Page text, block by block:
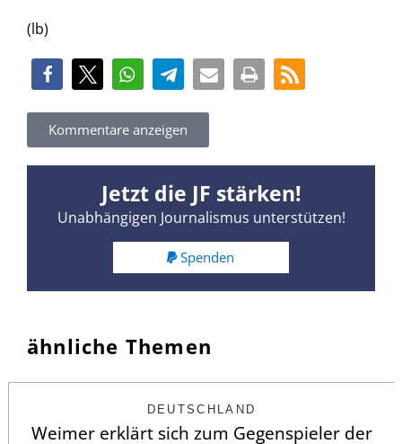
(lb)
Kommentare anzeigen
Jetzt die JF stärken!
Unabhängigen Journalismus unterstützen!
Spenden
ähnliche Themen
DEUTSCHLAND
Weimer erklärt sich zum Gegenspieler der